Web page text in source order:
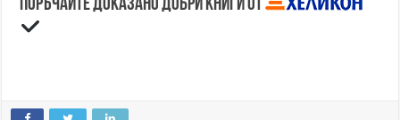
Поръчайте доказано добри книги от